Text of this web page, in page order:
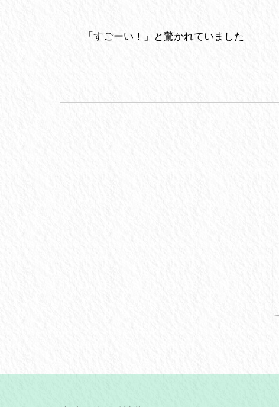
「すごーい！」と驚かれていました